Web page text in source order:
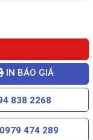
IN BÁO GIÁ
838 2268
0979 474 289